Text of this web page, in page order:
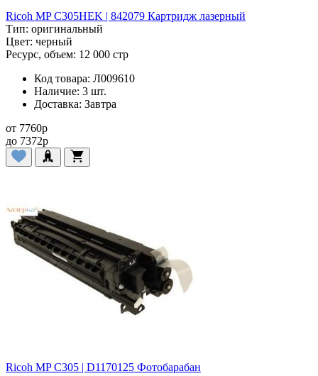
Ricoh MP C305HEK | 842079 Картридж лазерный
Тип: оригинальный
Цвет: черный
Ресурс, объем: 12 000 стр
Код товара: Л009610
Наличие: 3 шт.
Доставка: Завтра
от 7760p
до 7372p
Ricoh MP C305 | D1170125 Фотобарабан